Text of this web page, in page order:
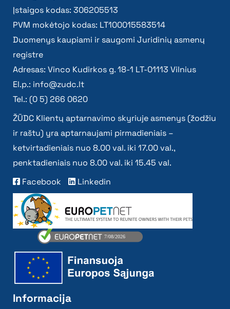
Įstaigos kodas: 306205513
PVM mokėtojo kodas: LT100015583514
Duomenys kaupiami ir saugomi Juridinių asmenų
registre
Adresas: Vinco Kudirkos g. 18-1 LT-01113 Vilnius
El.p.: info@zudc.lt
Tel.: (0 5) 266 0620
ŽŪDC Klientų aptarnavimo skyriuje asmenys (žodžiu
ir raštu) yra aptarnaujami pirmadieniais –
ketvirtadieniais nuo 8.00 val. iki 17.00 val.,
penktadieniais nuo 8.00 val. iki 15.45 val.
Facebook
Linkedin
Informacija